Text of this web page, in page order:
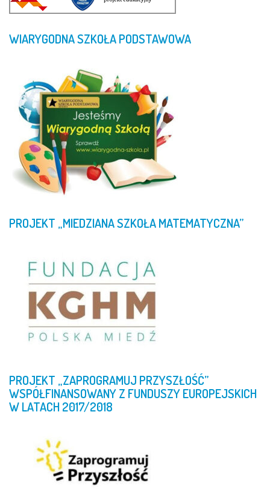
WIARYGODNASZKOŁAPODSTAWOWA
PROJEKT „MIEDZIANASZKOŁAMATEMATYCZNA”
PROJEKT „ZAPROGRAMUJ PRZYSZŁOŚĆ”
WSPÓŁFINANSOWANYZ FUNDUSZYEUROPEJSKICH
WLATACH2017/2018